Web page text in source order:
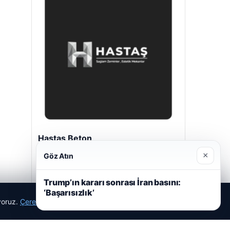
Hastaş Beton
Çerez Politikamız
Göz Atın ×
Trump’ın kararı sonrası İran basını:
‘Başarısızlık’